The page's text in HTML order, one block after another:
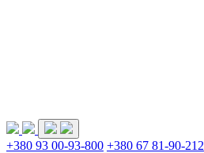
+380 93 00-93-800 +380 67 81-90-212